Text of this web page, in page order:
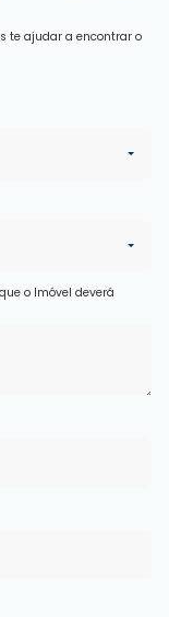
te ajudar a encontrar o
o Imóvel deverá